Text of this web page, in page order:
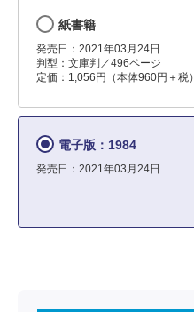
紙書籍
発売日：2021年03月24日
判型：文庫判／496ページ
定価：1,056円（本体960円＋税）
電子版：1984
発売日：2021年03月24日